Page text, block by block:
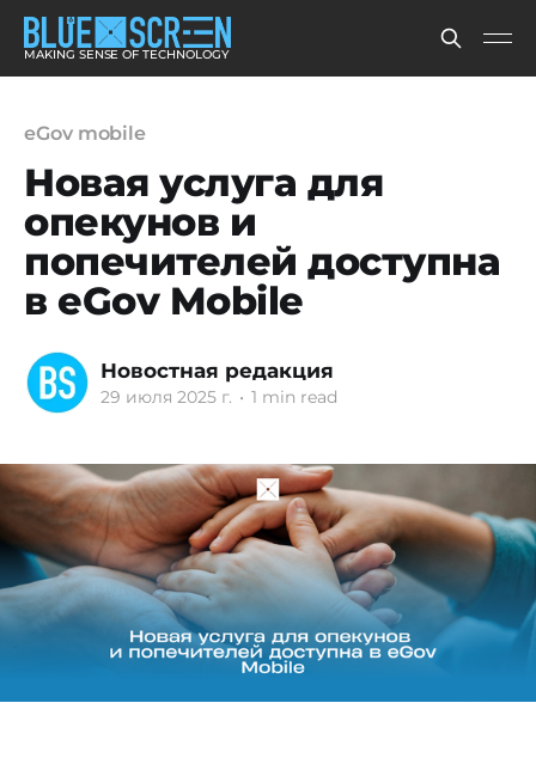
MAKING SENSE OF TECHNOLOGY
eGov mobile
Новая услуга для
опекунов и
попечителей доступна
в eGov Mobile
Новостная редакция
29 июля 2025 г. • 1 min read